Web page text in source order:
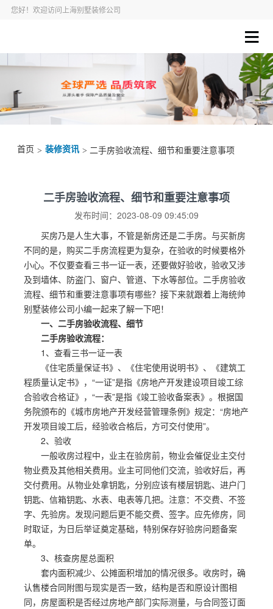
您好！欢迎访问上海别墅装修公司
首页 > 装修资讯 > 二手房验收流程、细节和重要注意事项
二手房验收流程、细节和重要注意事项
发布时间：2023-08-09 09:45:09
买房乃是人生大事，不管是新房还是二手房。与买新房
不同的是，购买二手房流程更为复杂，在验收的时候要格外
小心。不仅要查看三书一证一表，还要做好验收，验收又涉
及到墙体、防盗门、窗户、管道、下水等部位。二手房验收
流程、细节和重要注意事项有哪些？接下来就跟着上海统帅
别墅装修公司小编一起来了解一下吧！
一、二手房验收流程、细节
二手房验收流程：
1、查看三书一证一表
《住宅质量保证书》、《住宅使用说明书》、《建筑工
程质量认定书》，“一证”是指《房地产开发建设项目竣工综
合验收合格证》，“一表”是指《竣工验收备案表》。根据国
务院颁布的《城市房地产开发经营管理条例》规定：“房地产
开发项目竣工后，经验收合格后，方可交付使用”。
2、验收
一般收房过程中，业主在验房前，物业会催促业主交付
物业费及其他相关费用。业主可同他们交流，验收好后，再
交付费用。从物业处拿钥匙，分别应该有楼层钥匙、进户门
钥匙、信箱钥匙、水表、电表等几把。注意：不交费、不签
字、先验房。发现问题后更不能交费、签字。应先修房，同
时取证，为日后举证奠定基础，特别保存好验房问题备案
单。
3、核查房屋总面积
套内面积减少、公摊面积增加的情况很多。收房时，确
认售楼合同附图与现实是否一致，结构是否和原设计图相
同，房屋面积是否经过房地产部门实际测量，与合同签订面